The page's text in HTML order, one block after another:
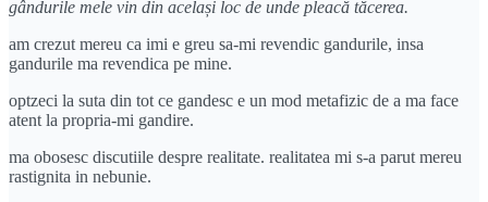
gândurile mele vin din același loc de unde pleacă tăcerea.
am crezut mereu ca imi e greu sa-mi revendic gandurile, insa
gandurile ma revendica pe mine.
optzeci la suta din tot ce gandesc e un mod metafizic de a ma face
atent la propria-mi gandire.
ma obosesc discutiile despre realitate. realitatea mi s-a parut mereu
rastignita in nebunie.